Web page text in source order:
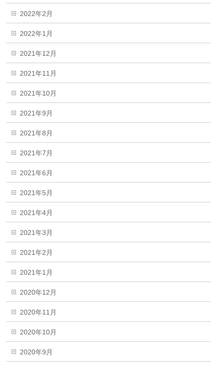
2022年2月
2022年1月
2021年12月
2021年11月
2021年10月
2021年9月
2021年8月
2021年7月
2021年6月
2021年5月
2021年4月
2021年3月
2021年2月
2021年1月
2020年12月
2020年11月
2020年10月
2020年9月